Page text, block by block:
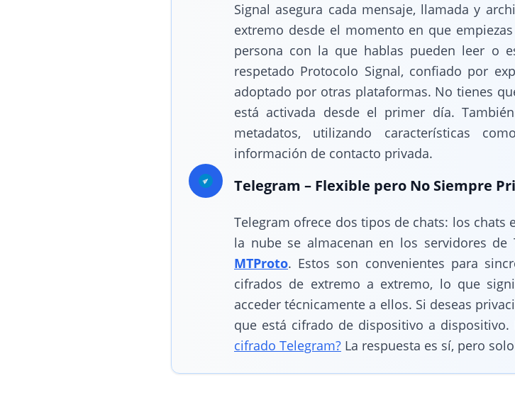
Signal asegura cada mensaje, llamada y
extremo desde el momento en que
persona con la que hablas pueden leer o
respetado Protocolo Signal, confiado por
adoptado por otras plataformas. No tienes
está activada desde el primer día.
metadatos, utilizando características
información de contacto privada.
Telegram – Flexible pero No Siempre
Telegram ofrece dos tipos de chats: los chats
la nube se almacenan en los servidores
MTProto. Estos son convenientes para
cifrados de extremo a extremo, lo que
acceder técnicamente a ellos. Si deseas
que está cifrado de dispositivo a
cifrado Telegram? La respuesta es sí, pero